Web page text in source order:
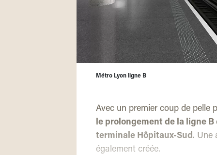
Métro Lyon ligne B
Avec un premier coup de pelle
le prolongement de la ligne
terminale Hôpitaux-Sud. Une
également créée.